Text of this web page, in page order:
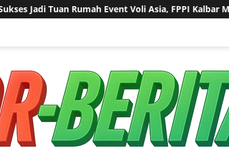
Asia, FPPI Kalbar Minta Transparansi Anggaran